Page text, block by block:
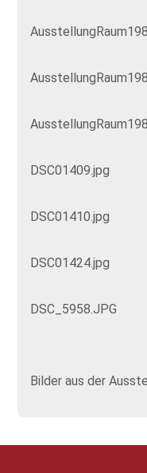
DSC01409.jpg
DSC01410.jpg
DSC01424.jpg
DSC_5958.JPG
Bilder aus der